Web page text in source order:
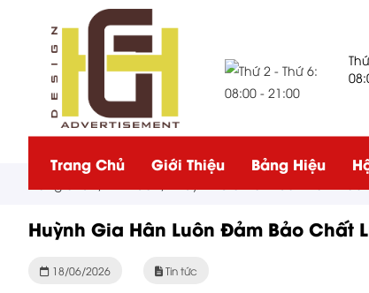
Trang Chủ Giới Thiệu Bảng Hiệu
Huỳnh Gia Hân Luôn Đảm Bảo Chất
18/06/2026 Tin tức